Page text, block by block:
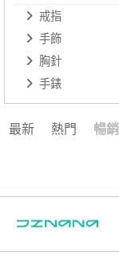
戒指
手飾
胸針
手錶
最新 熱門 暢銷